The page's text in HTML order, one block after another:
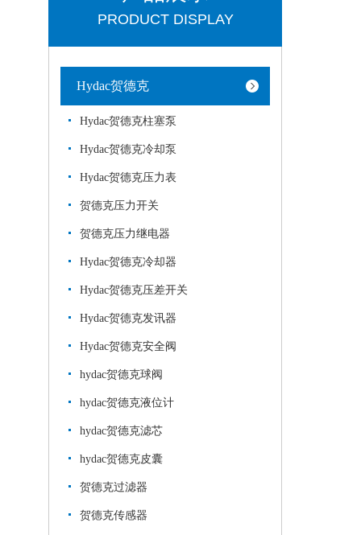
PRODUCT DISPLAY
Hydac贺德克
Hydac贺德克柱塞泵
Hydac贺德克冷却泵
Hydac贺德克压力表
贺德克压力开关
贺德克压力继电器
Hydac贺德克冷却器
Hydac贺德克压差开关
Hydac贺德克发讯器
Hydac贺德克安全阀
hydac贺德克球阀
hydac贺德克液位计
hydac贺德克滤芯
hydac贺德克皮囊
贺德克过滤器
贺德克传感器